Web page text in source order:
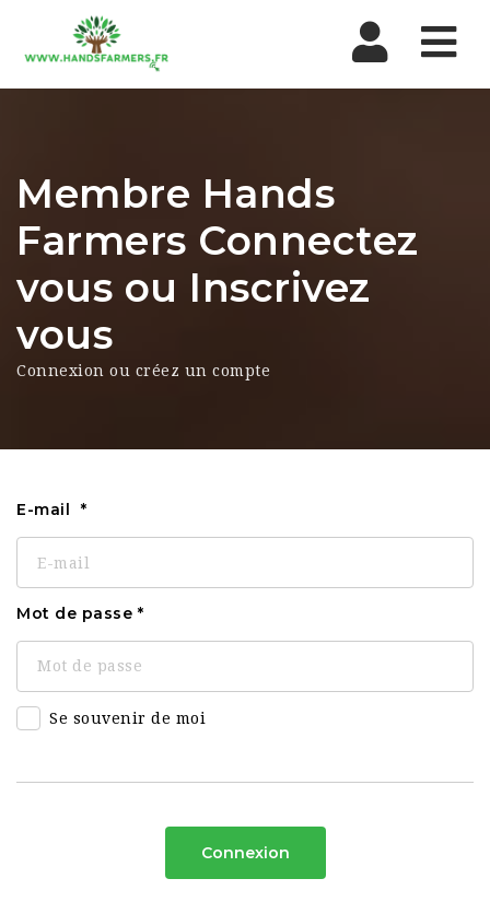
Membre Hands
Farmers Connectez
vous ou Inscrivez
vous
Connexion ou créez un compte
E-mail
Mot de passe
Se souvenir de moi
Connexion